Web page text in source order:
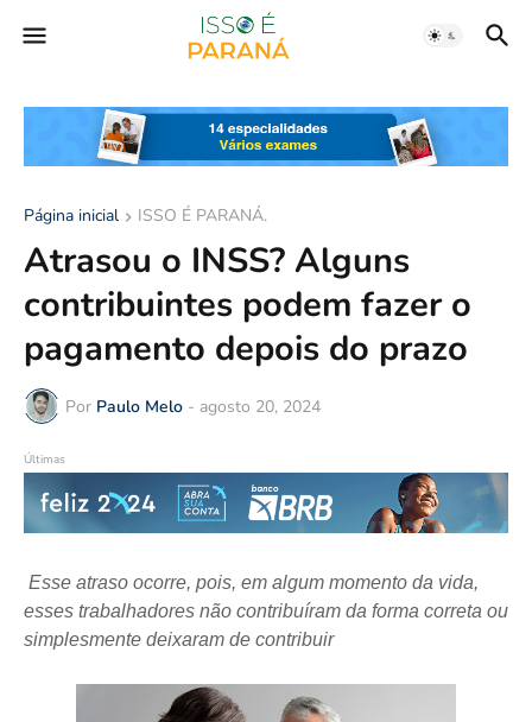
Página inicial ISSO É PARANÁ.
Atrasou o INSS? Alguns
contribuintes podem fazer o
pagamento depois do prazo
Por Paulo Melo - agosto 20, 2024
Últimas
Esse atraso ocorre, pois, em algum momento da vida,
esses trabalhadores não contribuíram da forma correta ou
simplesmente deixaram de contribuir